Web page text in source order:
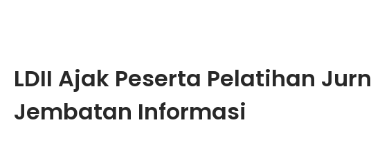
LDII Ajak Peserta Pelatihan
Jembatan Informasi